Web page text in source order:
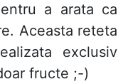
a arata ca
Aceasta reteta
exclusiv
fructe ;-)